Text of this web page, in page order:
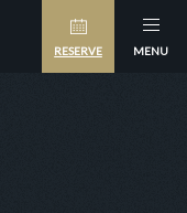
RESERVE MENU